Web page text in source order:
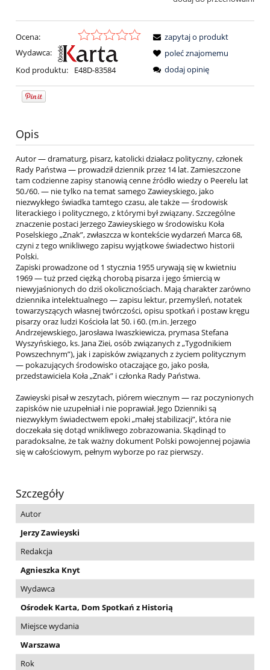
Ocena:
Wydawca:
Kod produktu:
E48D-83584
zapytaj o produkt
poleć znajomemu
dodaj opinię
Opis
Autor — dramaturg, pisarz, katolicki działacz polityczny, członek
Rady Państwa — prowadził dziennik przez 14 lat. Zamieszczone
tam codzienne zapisy stanowią cenne źródło wiedzy o Peerelu lat
50./60. — nie tylko na temat samego Zawieyskiego, jako
niezwykłego świadka tamtego czasu, ale także — środowisk
literackiego i politycznego, z którymi był związany. Szczególne
znaczenie postaci Jerzego Zawieyskiego w środowisku Koła
Poselskiego „Znak”, zwłaszcza w kontekście wydarzeń Marca 68,
czyni z tego wnikliwego zapisu wyjątkowe świadectwo historii
Polski.
Zapiski prowadzone od 1 stycznia 1955 urywają się w kwietniu
1969 — tuż przed ciężką chorobą pisarza i jego śmiercią w
niewyjaśnionych do dziś okolicznościach. Mają charakter zarówno
dziennika intelektualnego — zapisu lektur, przemyśleń, notatek
towarzyszących własnej twórczości, opisu spotkań i postaw kręgu
pisarzy oraz ludzi Kościoła lat 50. i 60. (m.in. Jerzego
Andrzejewskiego, Jarosława Iwaszkiewicza, prymasa Stefana
Wyszyńskiego, ks. Jana Ziei, osób związanych z „Tygodnikiem
Powszechnym”), jak i zapisków związanych z życiem politycznym
— pokazujących środowisko otaczające go, jako posła,
przedstawiciela Koła „Znak” i członka Rady Państwa.
Zawieyski pisał w zeszytach, piórem wiecznym — raz poczynionych
zapisków nie uzupełniał i nie poprawiał. Jego Dzienniki są
niezwykłym świadectwem epoki „małej stabilizacji”, która nie
doczekała się dotąd wnikliwego zobrazowania. Skądinąd to
paradoksalne, że tak ważny dokument Polski powojennej pojawia
się w całościowym, pełnym wyborze po raz pierwszy.
Szczegóły
Autor
Jerzy Zawieyski
Redakcja
Agnieszka Knyt
Wydawca
Ośrodek Karta, Dom Spotkań z Historią
Miejsce wydania
Warszawa
Rok